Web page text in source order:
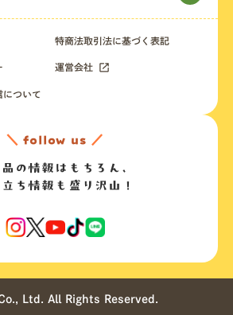
特商法取引法に基づく表記
運営会社
について
＼ follow us ／
の情報はもちろん、
ち情報も盛り沢山！
Ltd. All Rights Reserved.